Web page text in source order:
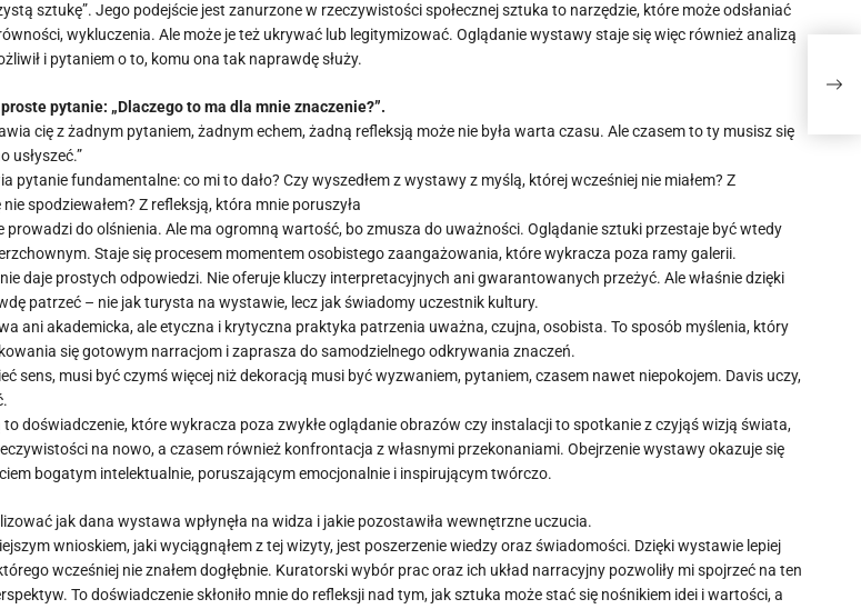
sztukę”. Jego podejście jest zanurzone w rzeczywistości społecznej sztuka to narzędzie, które może odsłaniać
wykluczenia. Ale może je też ukrywać lub legitymizować. Oglądanie wystawy staje się więc również analizą
i pytaniem o to, komu ona tak naprawdę służy.
pytanie: „Dlaczego to ma dla mnie znaczenie?”.
cię z żadnym pytaniem, żadnym echem, żadną refleksją może nie była warta czasu. Ale czasem to ty musisz się
usłyszeć.”
pytanie fundamentalne: co mi to dało? Czy wyszedłem z wystawy z myślą, której wcześniej nie miałem? Z
spodziewałem? Z refleksją, która mnie poruszyła
prowadzi do olśnienia. Ale ma ogromną wartość, bo zmusza do uważności. Oglądanie sztuki przestaje być wtedy
Staje się procesem momentem osobistego zaangażowania, które wykracza poza ramy galerii.
daje prostych odpowiedzi. Nie oferuje kluczy interpretacyjnych ani gwarantowanych przeżyć. Ale właśnie dzięki
patrzeć – nie jak turysta na wystawie, lecz jak świadomy uczestnik kultury.
ani akademicka, ale etyczna i krytyczna praktyka patrzenia uważna, czujna, osobista. To sposób myślenia, który
się gotowym narracjom i zaprasza do samodzielnego odkrywania znaczeń.
sens, musi być czymś więcej niż dekoracją musi być wyzwaniem, pytaniem, czasem nawet niepokojem. Davis uczy,
doświadczenie, które wykracza poza zwykłe oglądanie obrazów czy instalacji to spotkanie z czyjąś wizją świata,
na nowo, a czasem również konfrontacja z własnymi przekonaniami. Obejrzenie wystawy okazuje się
bogatym intelektualnie, poruszającym emocjonalnie i inspirującym twórczo.
jak dana wystawa wpłynęła na widza i jakie pozostawiła wewnętrzne uczucia.
wnioskiem, jaki wyciągnąłem z tej wizyty, jest poszerzenie wiedzy oraz świadomości. Dzięki wystawie lepiej
wcześniej nie znałem dogłębnie. Kuratorski wybór prac oraz ich układ narracyjny pozwoliły mi spojrzeć na ten
To doświadczenie skłoniło mnie do refleksji nad tym, jak sztuka może stać się nośnikiem idei i wartości, a